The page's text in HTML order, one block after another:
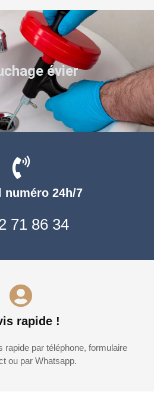
numéro 24h/7
71 86 34
rapide !
rapide par téléphone, formulaire
ou par Whatsapp.
évier